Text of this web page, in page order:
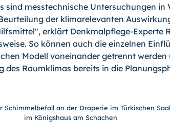
sind messtechnische Untersuchungen in
der klimarelevanten
erklärt Denkmalpflege-Experte
So können auch die einzelnen
Modell voneinander getrennt werden
des Raumklimas bereits in die
Schimmelbefall an der Draperie im Türkischen Saal
im Königshaus am Schachen